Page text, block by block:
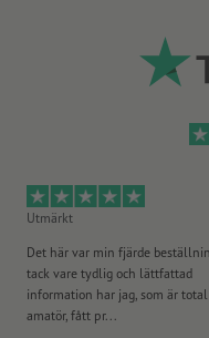
Utmärkt
Det här var min fjärde
tack vare tydlig och lättfattad
information har jag, som är total
amatör, fått pr...